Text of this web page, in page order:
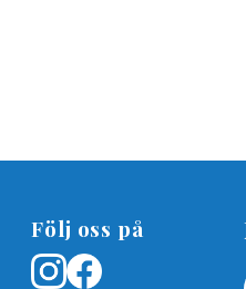
Följ oss på